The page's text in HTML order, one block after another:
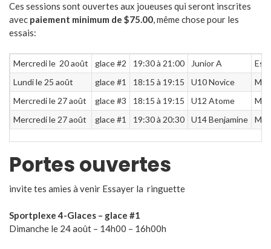
Ces sessions sont ouvertes aux joueuses qui seront inscrites
avec paiement minimum de $75.00, même chose pour les
essais:
Mercredi le 20 août glace #2 19:30 à 21:00 Junior A
Lundi le 25 août
glace #1 18:15 à 19:15 U10 Novice
Mercredi le 27 août
glace #3 18:15 à 19:15 U12 Atome
Mercredi le 27 août
glace #1 19:30 à 20:30 U14 Benjamine
Portes ouvertes
invite tes amies à venir Essayer la ringuette
Sportplexe 4-Glaces – glace #1
Dimanche le 24 août – 14h00 – 16h00h